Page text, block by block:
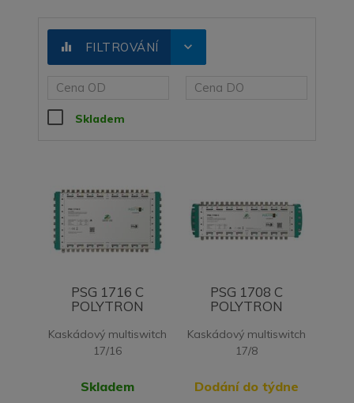
equalizer FILTROVÁNÍ expand_more
Skladem
PSG 1716 C
POLYTRON
Kaskádový multiswitch
17/16
Skladem
PSG 1708 C
POLYTRON
Kaskádový multiswitch
17/8
Dodání do týdne